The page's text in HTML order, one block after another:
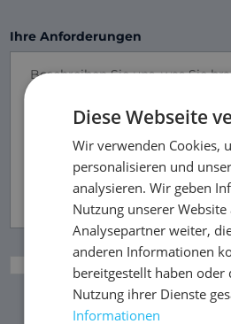
Ihre Anforderungen
Ich akzeptiere die Grundsätze
personenbezogener Daten
vertraulichen Informationen
Diese Webseite
Wir verwenden Cookies,
personalisieren und
analysieren. Wir geben
Nutzung unserer
Analysepartner weiter,
anderen Informationen
bereitgestellt haben oder
Nutzung ihrer Dienste
Informationen